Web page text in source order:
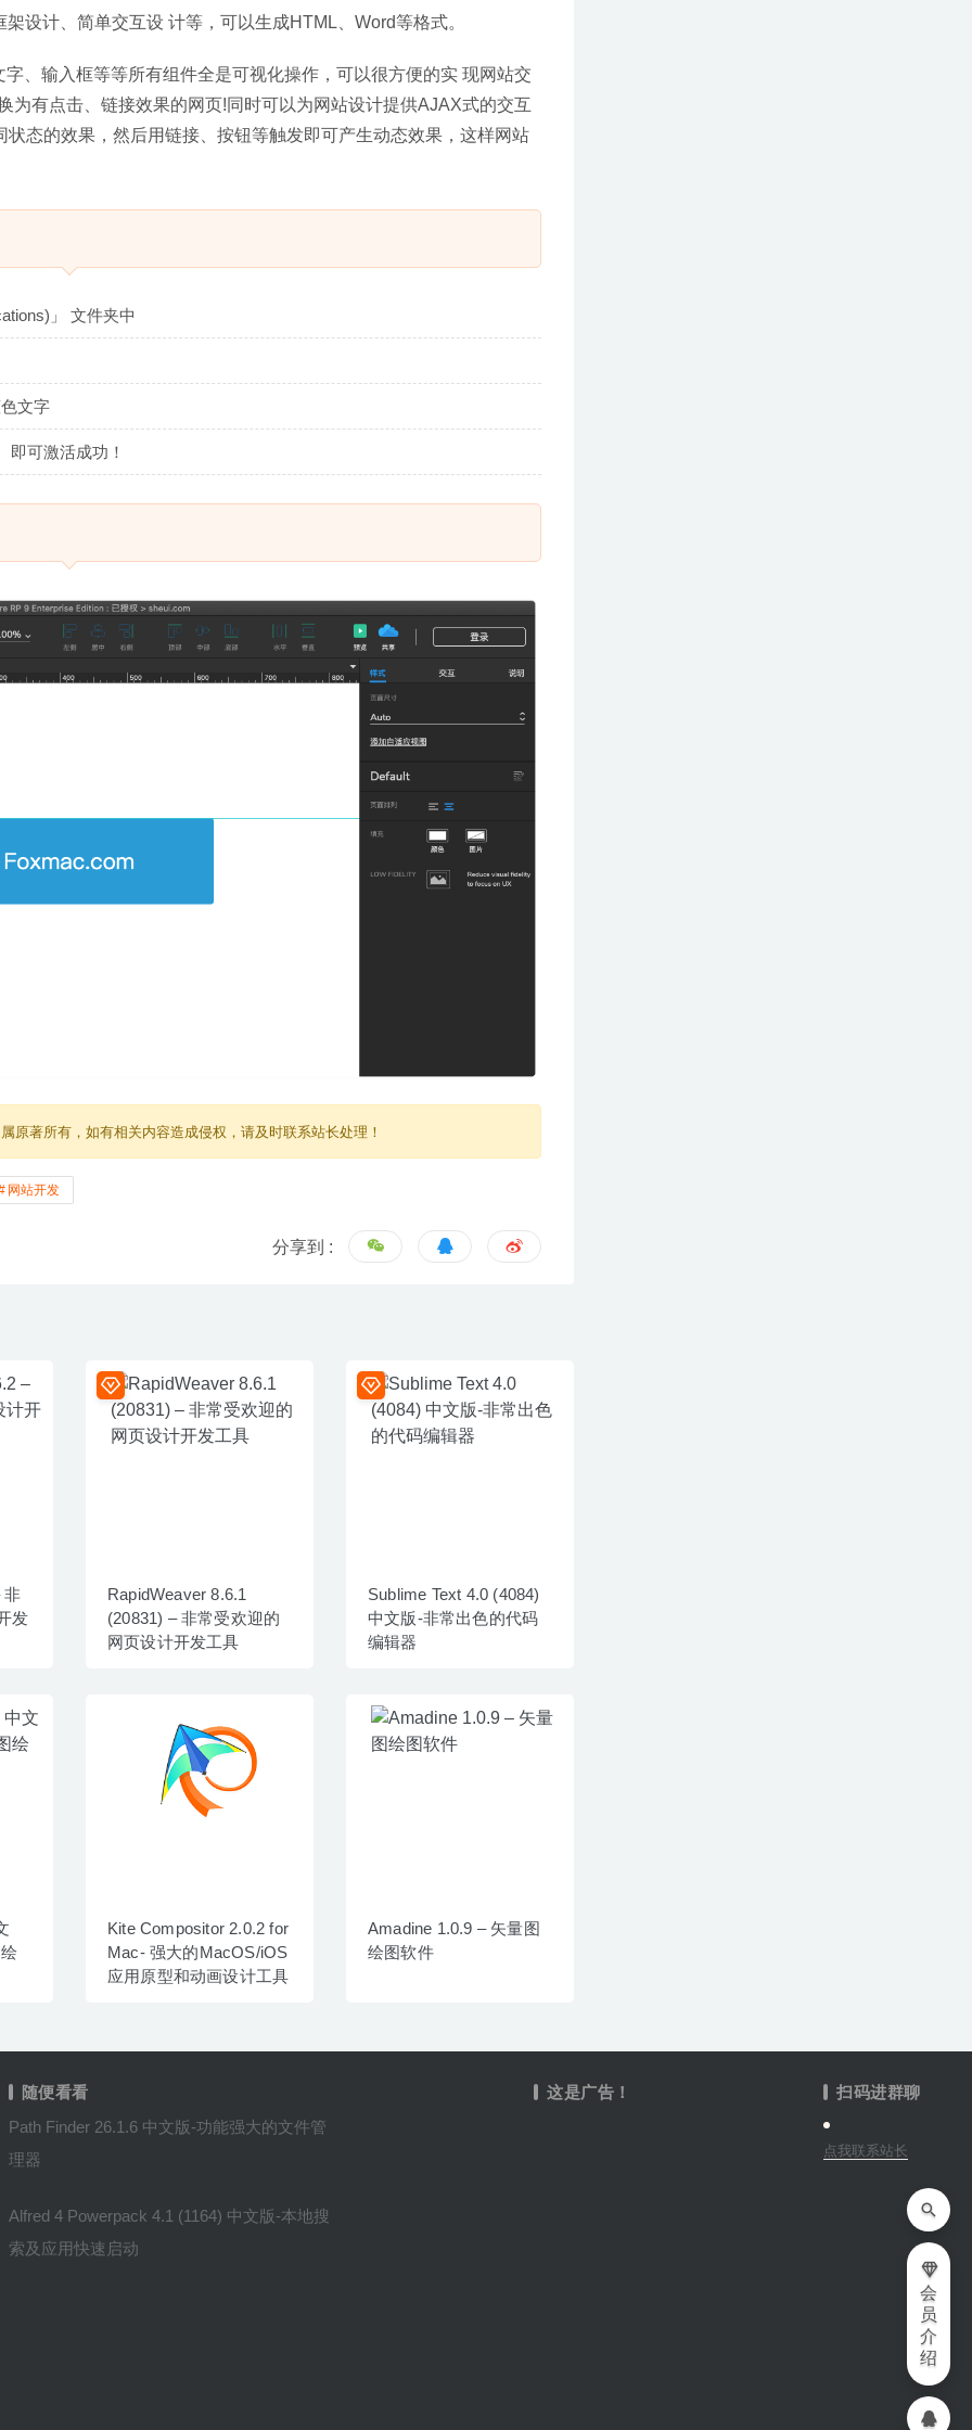
设计、简单交互设 计等，可以生成HTML、Word等格式。
、输入框等等所有组件全是可视化操作，可以很方便的实 现网站交
为有点击、链接效果的网页!同时可以为网站设计提供AJAX式的交互
态的效果，然后用链接、按钮等触发即可产生动态效果，这样网站
」 文件夹中
文字
即可激活成功！
原著所有，如有相关内容造成侵权，请及时联系站长处理！
网站开发
分享到 :
非
发
RapidWeaver 8.6.1
(20831) – 非常受欢迎的
网页设计开发工具
Sublime Text 4.0 (4084)
中文版-非常出色的代码
编辑器
Kite Compositor 2.0.2 for
Mac- 强大的MacOS/iOS
应用原型和动画设计工具
Amadine 1.0.9 – 矢量图
绘图软件
随便看看
Path Finder 26.1.6 中文版-功能强大的文件管
理器
Alfred 4 Powerpack 4.1 (1164) 中文版-本地搜
索及应用快速启动
这是广告！ 扫码进群聊
点我联系站长
会
员
介
绍